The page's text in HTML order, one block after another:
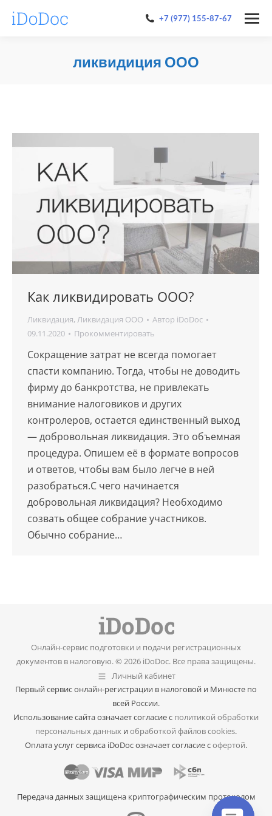
+7 (977) 155-87-67
ликвидиция ООО
Как ликвидировать ООО?
Ликвидация, Ликвидация ООО Автор iDoDoc
09.11.2020
Прокомментировать
Сокращение затрат не всегда помогает
спасти компанию. Тогда, чтобы не доводить
фирму до банкротства, не привлекать
внимание налоговиков и других
контролеров, остается единственный выход
— добровольная ликвидация. Это объемная
процедура. Опишем её в формате вопросов
и ответов, чтобы вам было легче в ней
разобраться.С чего начинается
добровольная ликвидация? Необходимо
созвать общее собрание участников.
Обычно собрание…
Онлайн-сервис подготовки и подачи регистрационных
документов в налоговую. © 2026 iDoDoc. Все права защищены.
Личный кабинет
Первый сервис онлайн-регистрации в налоговой и Минюсте по
всей России.
Использование сайта означает согласие с политикой обработки
персональных данных иобработкой файлов cookies.
Оплата услуг сервиса iDoDoc означает согласие софертой.
Передача данных защищена криптографическим протоколом